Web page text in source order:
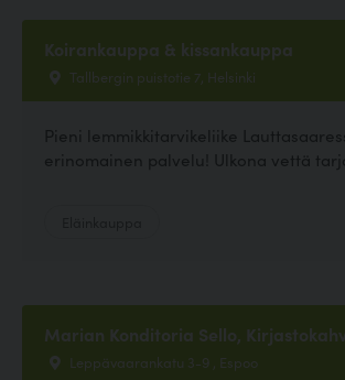
Koirankauppa & kissankauppa
Tallbergin puistotie 7, Helsinki
Pieni lemmikkitarvikeliike
erinomainen palvelu! Ulkona vettä
Marian Konditoria Sello,
Leppävaarankatu 3-9 , Espoo